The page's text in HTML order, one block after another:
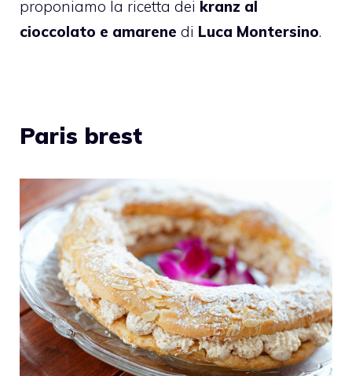
proponiamo la ricetta dei kranz al
cioccolato e amarene di Luca Montersino.
Paris brest